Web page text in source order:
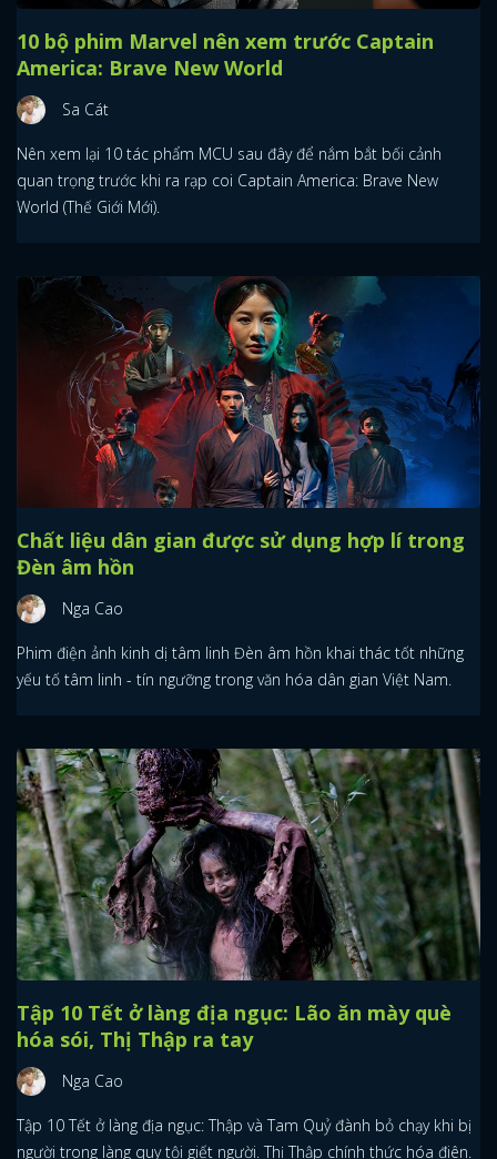
10 bộ phim Marvel nên xem trước Captain
America: Brave New World
Sa Cát
Nên xem lại 10 tác phẩm MCU sau đây để nắm bắt bối cảnh
quan trọng trước khi ra rạp coi Captain America: Brave New
World (Thế Giới Mới).
Chất liệu dân gian được sử dụng hợp lí trong
Đèn âm hồn
Nga Cao
Phim điện ảnh kinh dị tâm linh Đèn âm hồn khai thác tốt những
yếu tố tâm linh - tín ngưỡng trong văn hóa dân gian Việt Nam.
Tập 10 Tết ở làng địa ngục: Lão ăn mày què
hóa sói, Thị Thập ra tay
Nga Cao
Tập 10 Tết ở làng địa ngục: Thập và Tam Quỷ đành bỏ chạy khi bị
người trong làng quy tội giết người. Thị Thập chính thức hóa điên.